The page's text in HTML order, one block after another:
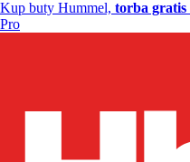
Kup buty Hummel, torba gratis
Pro